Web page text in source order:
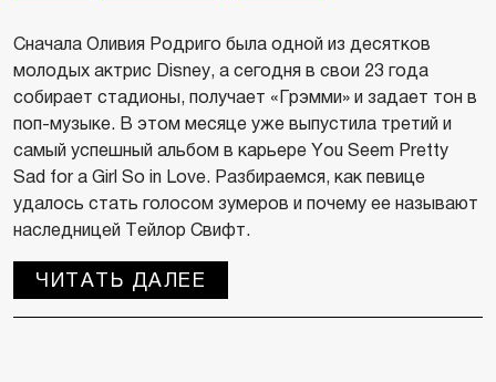
Сначала Оливия Родриго была одной из десятков
молодых актрис Disney, а сегодня в свои 23 года
собирает стадионы, получает «Грэмми» и задает тон в
поп-музыке. В этом месяце уже выпустила третий и
самый успешный альбом в карьере You Seem Pretty
Sad for a Girl So in Love. Разбираемся, как певице
удалось стать голосом зумеров и почему ее называют
наследницей Тейлор Свифт.
ЧИТАТЬ ДАЛЕЕ